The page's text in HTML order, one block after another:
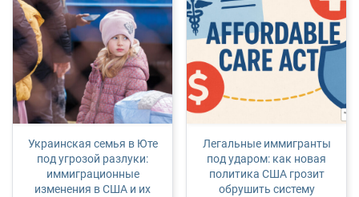
Украинская семья в Юте
под угрозой разлуки:
иммиграционные
изменения в США и их
Легальные иммигранты
под ударом: как новая
политика США грозит
обрушить систему